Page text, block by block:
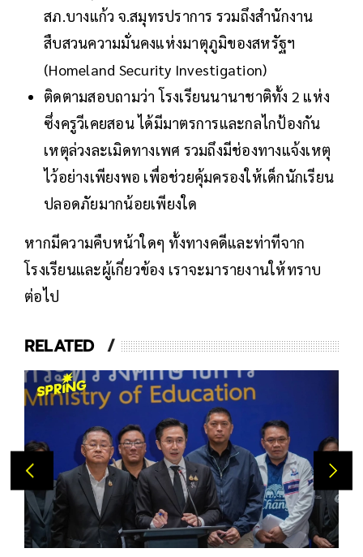
สภ.บางแก้ว จ.สมุทรปราการ รวมถึงสำนักงาน
สืบสวนความมั่นคงแห่งมาตุภูมิของสหรัฐฯ
(Homeland Security Investigation)
ติดตามสอบถามว่า โรงเรียนนานาชาติทั้ง 2 แห่ง
ซึ่งครูวีเคยสอน ได้มีมาตรการและกลไกป้องกัน
เหตุล่วงละเมิดทางเพศ รวมถึงมีช่องทางแจ้งเหตุ
ไว้อย่างเพียงพอ เพื่อช่วยคุ้มครองให้เด็กนักเรียน
ปลอดภัยมากน้อยเพียงใด
หากมีความคืบหน้าใดๆ ทั้งทางคดีและท่าทีจาก
โรงเรียนและผู้เกี่ยวข้อง เราจะมารายงานให้ทราบ
ต่อไป
RELATED